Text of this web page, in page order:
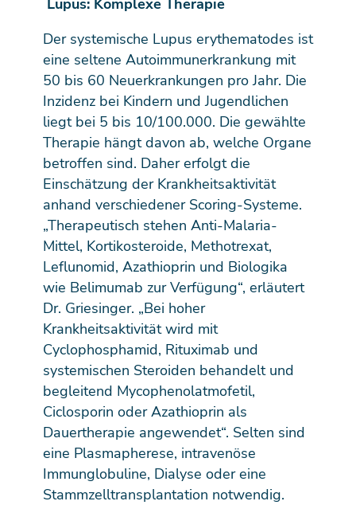
Der systemische Lupus erythematodes ist
eine seltene Autoimmunerkrankung mit
50 bis 60 Neuerkrankungen pro Jahr. Die
Inzidenz bei Kindern und Jugendlichen
liegt bei 5 bis 10/100.000. Die gewählte
Therapie hängt davon ab, welche Organe
betroffen sind. Daher erfolgt die
Einschätzung der Krankheitsaktivität
anhand verschiedener Scoring-Systeme.
„Therapeutisch stehen Anti-Malaria-
Mittel, Kortikosteroide, Methotrexat,
Leflunomid, Azathioprin und Biologika
wie Belimumab zur Verfügung“, erläutert
Dr. Griesinger. „Bei hoher
Krankheitsaktivität wird mit
Cyclophosphamid, Rituximab und
systemischen Steroiden behandelt und
begleitend Mycophenolatmofetil,
Ciclosporin oder Azathioprin als
Dauertherapie angewendet“. Selten sind
eine Plasmapherese, intravenöse
Immunglobuline, Dialyse oder eine
Stammzelltransplantation notwendig.